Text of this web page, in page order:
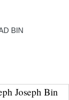
BIN
Joseph Bin